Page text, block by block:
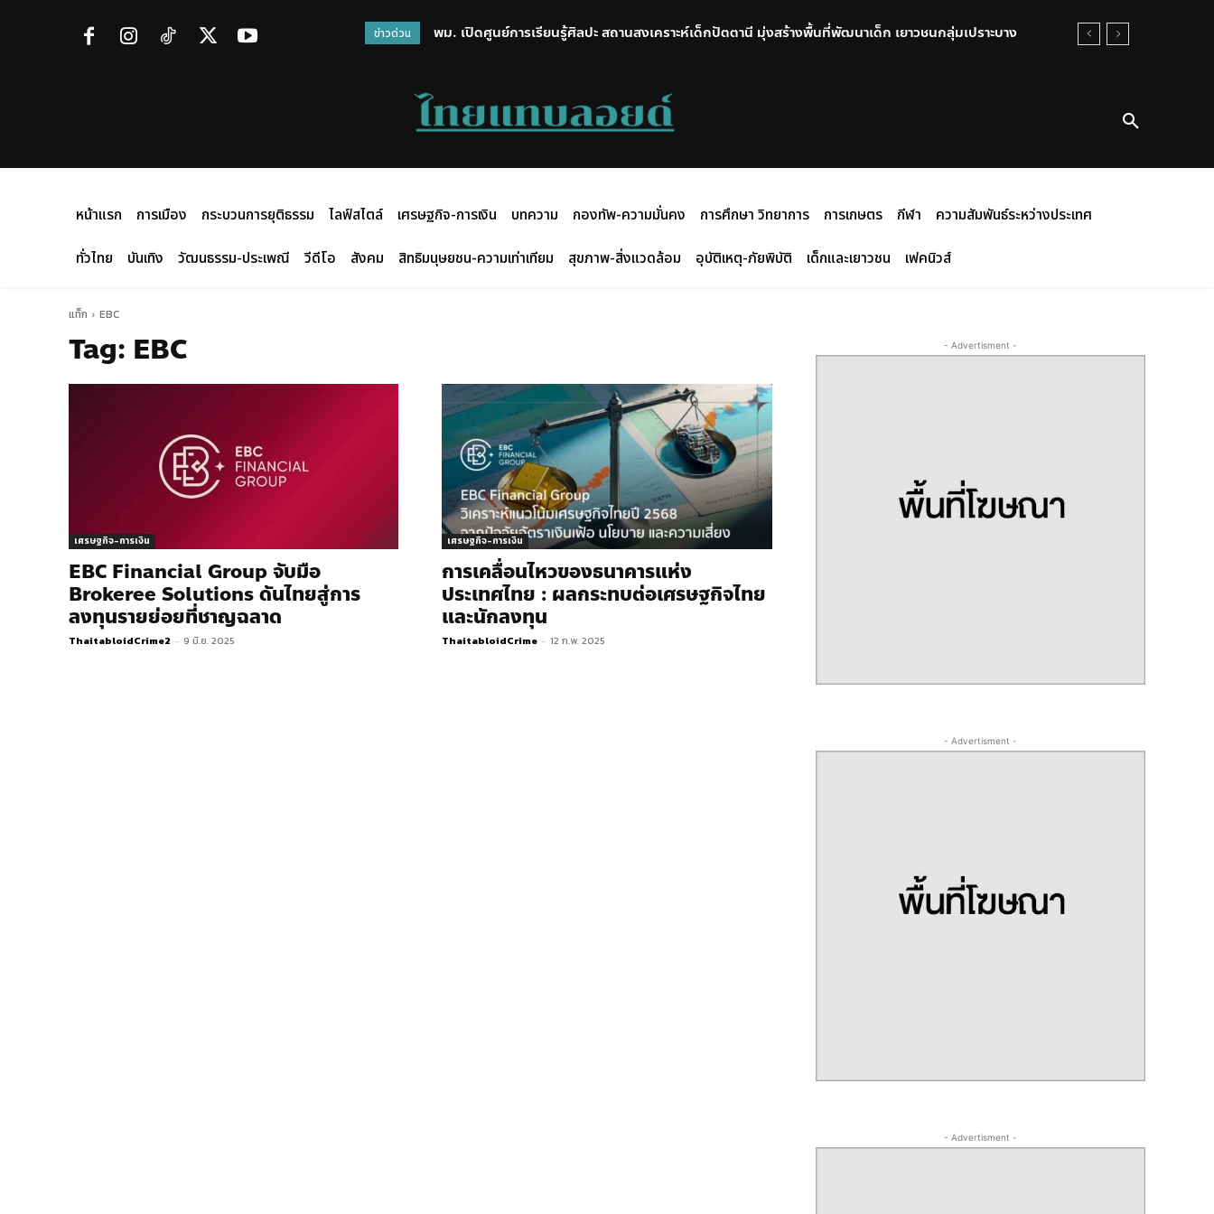
ข่าวด่วน
พม. เปิดศูนย์การเรียนรู้ศิลปะ สถานสงเคราะห์เด็กปัตตานี มุ่งสร้างพื้นที่พัฒนาเด็ก เยาวชนกลุ่มเปราะบาง
หน้าแรก การเมือง กระบวนการยุติธรรม ไลฟ์สไตล์ เศรษฐกิจ-การเงิน บทความ กองทัพ-ความมั่นคง การศึกษา วิทยาการ การเกษตร กีฬา
ความสัมพันธ์ระหว่างประเทศ
ทั่วไทย
บันเทิง วัฒนธรรม-ประเพณี วีดีโอ สังคม สิทธิมนุษยชน-ความเท่าเทียม สุขภาพ-สิ่งแวดล้อม อุบัติเหตุ-ภัยพิบัติ เด็กและเยาวชน เฟคนิวส์
แท็ก EBC
Tag: EBC
เศรษฐกิจ-การเงิน
EBC Financial Group จับมือ
Brokeree Solutions ดันไทยสู่การ
ลงทุนรายย่อยที่ชาญฉลาด
ThaitabloidCrime2 - 9 มิ.ย. 2025
เศรษฐกิจ-การเงิน
การเคลื่อนไหวของธนาคารแห่ง
ประเทศไทย : ผลกระทบต่อเศรษฐกิจไทย
และนักลงทุน
ThaitabloidCrime - 12 ก.พ. 2025
- Advertisment -
- Advertisment -
- Advertisment -